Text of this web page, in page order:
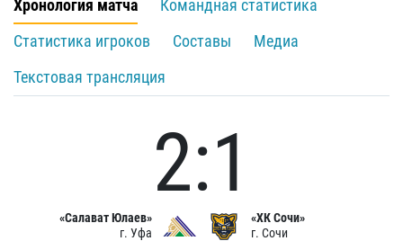
Хронология матча
Командная статистика
Статистика игроков
Составы
Медиа
Текстовая трансляция
«Салават Юлаев»
г. Уфа
2:1
«ХК Сочи»
г. Сочи